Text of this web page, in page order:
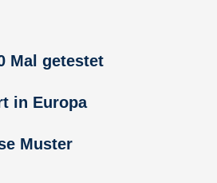
Mal getestet
in Europa
Muster